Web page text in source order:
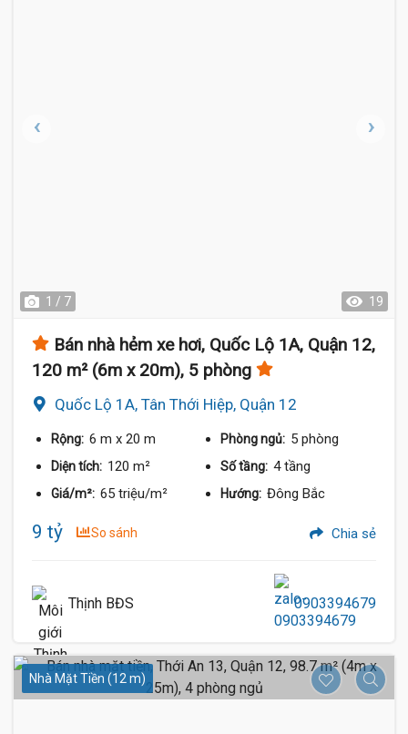
1 / 7 19
Bán nhà hẻm xe hơi, Quốc Lộ 1A, Quận 12,
120 m² (6m x 20m), 5 phòng
Quốc Lộ 1A, Tân Thới Hiệp, Quận 12
Rộng: 6 m x 20 m Phòng ngủ: 5 phòng
Diện tích: 120 m² Số tầng: 4 tầng
Giá/m²: 65 triệu/m² Hướng: Đông Bắc
9 tỷ So sánh Chia sẻ
Thịnh BĐS 0903394679
Nhà Mặt Tiền (12 m)